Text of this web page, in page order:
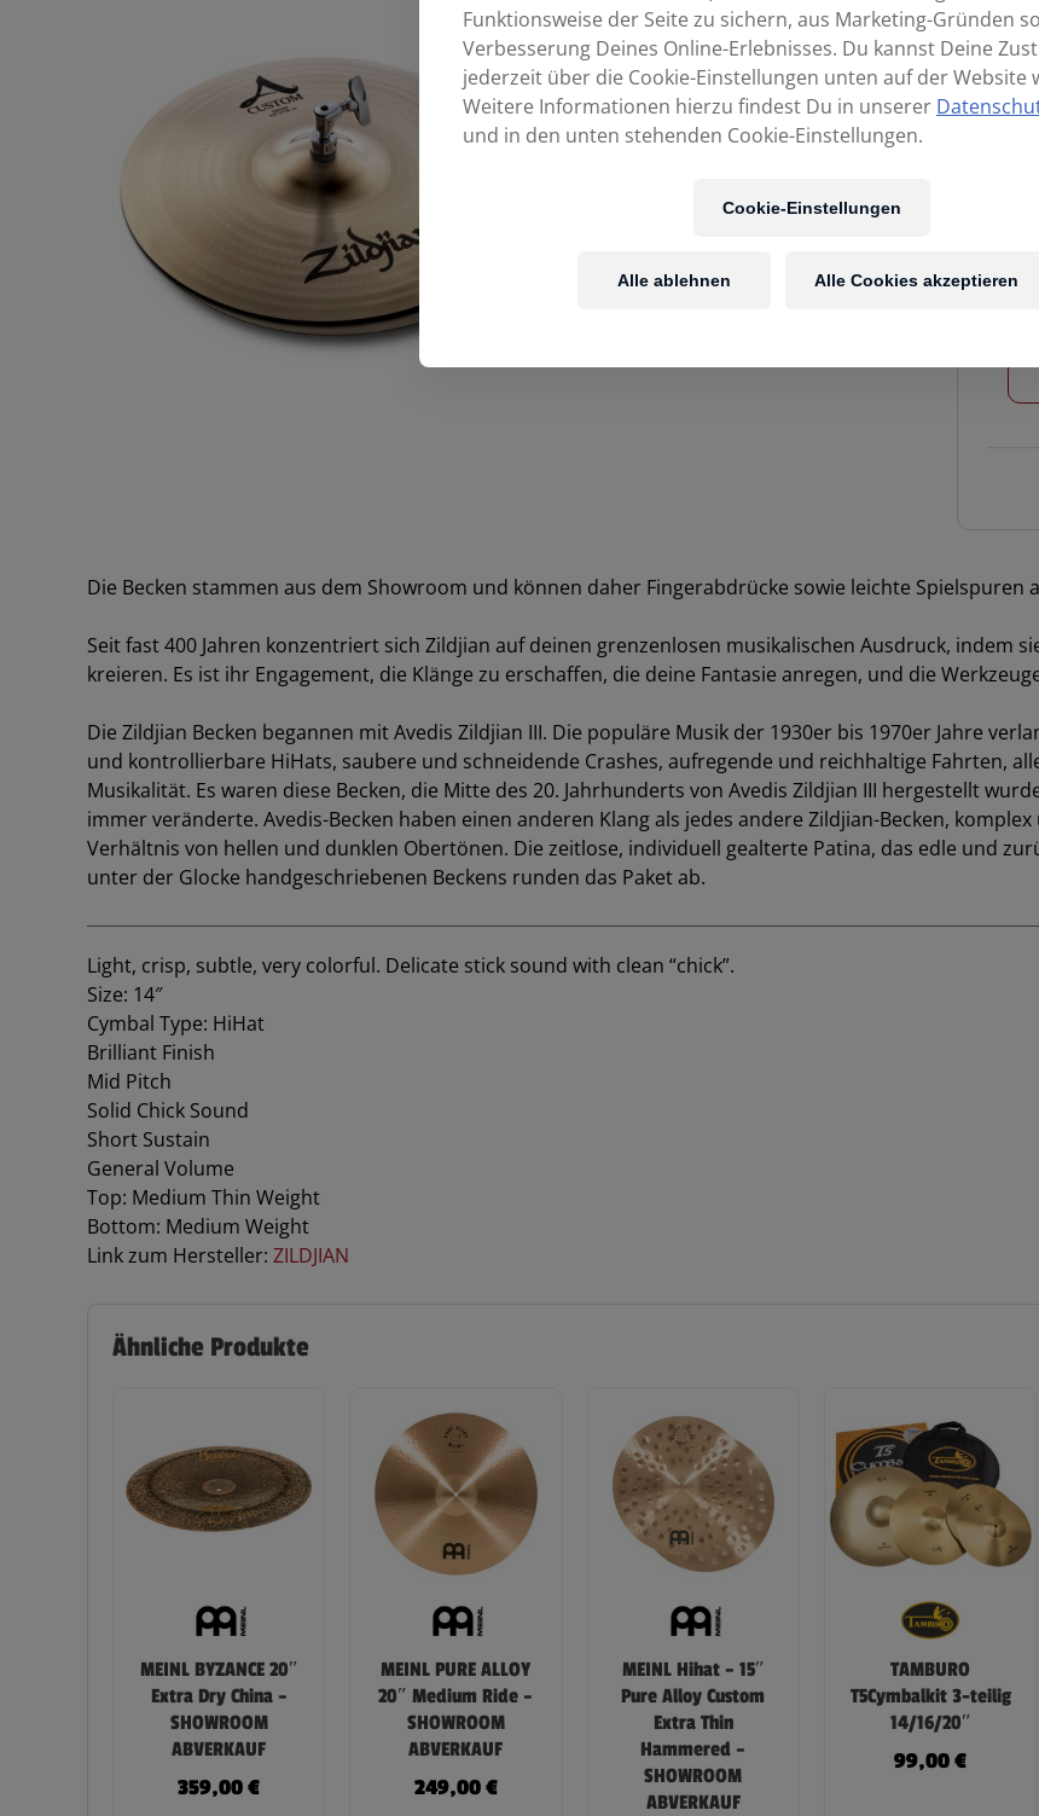
14"
Die Becken stammen aus dem Showroom und können daher Fingerabdrücke sowie leichte
Seit fast 400 Jahren konzentriert sich Zildjian auf deinen grenzenlosen musikalischen Ausdruck, indem
kreieren. Es ist ihr Engagement, die Klänge zu erschaffen, die deine Fantasie anregen, und die
Die Zildjian Becken begannen mit Avedis Zildjian III. Die populäre Musik der 1930er bis 1970er Jahre
und kontrollierbare HiHats, saubere und schneidende Crashes, aufregende und reichhaltige Fahrten,
Musikalität. Es waren diese Becken, die Mitte des 20. Jahrhunderts von Avedis Zildjian III hergestellt
immer veränderte. Avedis-Becken haben einen anderen Klang als jedes andere Zildjian-Becken,
Verhältnis von hellen und dunklen Obertönen. Die zeitlose, individuell gealterte Patina, das edle und
unter der Glocke handgeschriebenen Beckens runden das Paket ab.
Light, crisp, subtle, very colorful. Delicate stick sound with clean “chick”.
Size: 14″
Cymbal Type: HiHat
Brilliant Finish
Mid Pitch
Solid Chick Sound
Short Sustain
General Volume
Top: Medium Thin Weight
Bottom: Medium Weight
Link zum Hersteller: ZILDJIAN
Ähnliche Produkte
MEINL BYZANCE 20″
Extra Dry China –
SHOWROOM
ABVERKAUF
359,00€
MEINL PURE ALLOY
20″ Medium Ride –
SHOWROOM
ABVERKAUF
249,00€
MEINL Hihat – 15″
Pure Alloy Custom
Extra Thin
Hammered –
SHOWROOM
ABVERKAUF
TAMBURO
T5Cymbalkit 3-teilig
14/16/20″
99,00€
Funktionsweise der Seite zu sichern, aus Marketing-Gründen
Verbesserung Deines Online-Erlebnisses. Du kannst Deine
jederzeit über die Cookie-Einstellungen unten auf der Website
Weitere Informationen hierzu findest Du in unserer
und in den unten stehenden Cookie-Einstellungen.
Cookie-Einstellungen
Alle ablehnen Alle Cookies akzeptieren